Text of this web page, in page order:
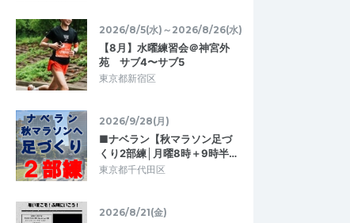
2026/8/5(水)～2026/8/26(水)
【8月】水曜練習会＠神宮外
苑 サブ4〜サブ5
東京都新宿区
2026/9/28(月)
■ナベラン【秋マラソン足づ
くり2部練│月曜8時＋9時半…
東京都千代田区
2026/8/21(金)